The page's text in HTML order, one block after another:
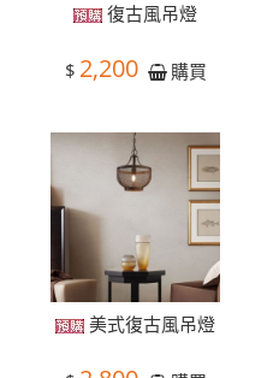
復古風吊燈
$ 2,200 購買
美式復古風吊燈